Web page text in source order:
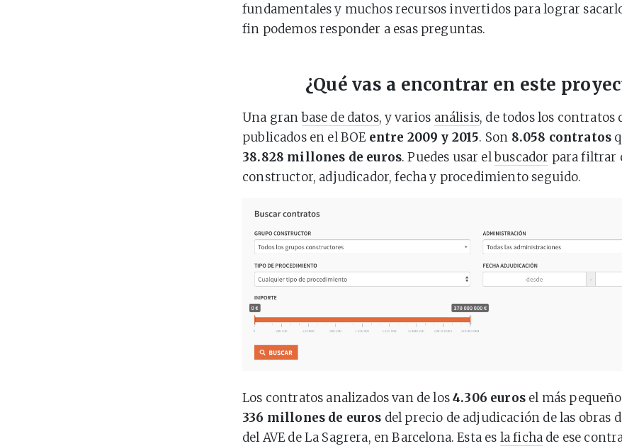
fundamentales y muchos recursos invertidos para lograr
fin podemos responder a esas preguntas.
¿Qué vas a encontrar en este
Una granbase de datos, y varios análisis, de todos los contratos
publicados en el BOE entre 2009 y 2015. Son 8.058 contratos
38.828 millones de euros. Puedes usar elbuscador para filtrar
constructor, adjudicador, fecha y procedimiento seguido.
Los contratos analizados van de los4.306 euros el más
336 millones de euros del precio de adjudicación de las obras
del AVE de La Sagrera, en Barcelona. Esta es la ficha de ese